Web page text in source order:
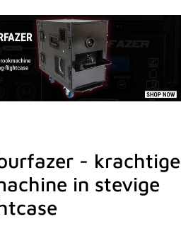
- krachtige
in stevige